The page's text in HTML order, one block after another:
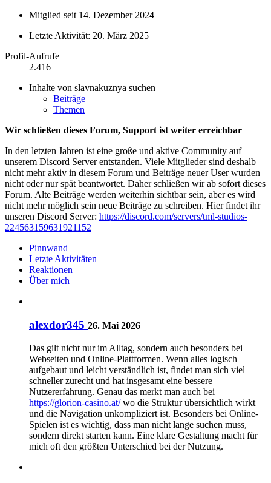
Mitglied seit 14. Dezember 2024
Letzte Aktivität: 20. März 2025
Profil-Aufrufe
2.416
Inhalte von slavnakuznya suchen
Beiträge
Themen
Wir schließen dieses Forum, Support ist weiter erreichbar
In den letzten Jahren ist eine große und aktive Community auf
unserem Discord Server entstanden. Viele Mitglieder sind deshalb
nicht mehr aktiv in diesem Forum und Beiträge neuer User wurden
nicht oder nur spät beantwortet. Daher schließen wir ab sofort dieses
Forum. Alte Beiträge werden weiterhin sichtbar sein, aber es wird
nicht mehr möglich sein neue Beiträge zu schreiben. Hier findet ihr
unseren Discord Server: https://discord.com/servers/tml-studios-
224563159631921152
Pinnwand
Letzte Aktivitäten
Reaktionen
Über mich
alexdor345 26. Mai 2026
Das gilt nicht nur im Alltag, sondern auch besonders bei
Webseiten und Online-Plattformen. Wenn alles logisch
aufgebaut und leicht verständlich ist, findet man sich viel
schneller zurecht und hat insgesamt eine bessere
Nutzererfahrung. Genau das merkt man auch bei
https://glorion-casino.at/wo die Struktur übersichtlich wirkt
und die Navigation unkompliziert ist. Besonders bei Online-
Spielen ist es wichtig, dass man nicht lange suchen muss,
sondern direkt starten kann. Eine klare Gestaltung macht für
mich oft den größten Unterschied bei der Nutzung.